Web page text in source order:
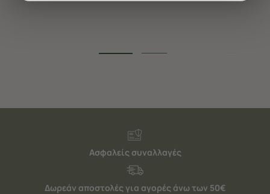
μέλλον. Εάν επιθυμείτε να μάθετε περισσότερα
Ασφαλείς συναλλαγές
Δωρεάν αποστολές για αγορές άνω των 50€